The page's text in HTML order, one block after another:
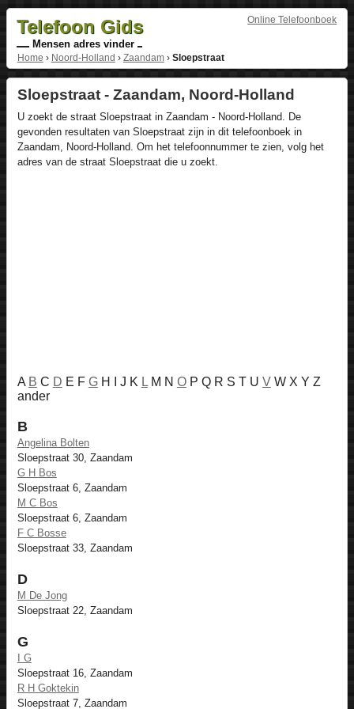
Online Telefoonboek
Telefoon Gids
Mensen adres vinder
Home › Noord-Holland › Zaandam› Sloepstraat
Sloepstraat - Zaandam, Noord-Holland
U zoekt de straat Sloepstraat in Zaandam - Noord-Holland. De
gevonden resultaten van Sloepstraat zijn in dit telefoonboek in
Zaandam, Noord-Holland. Om het telefoonnummer te zien, volg het
adres van de straat Sloepstraat die u zoekt.
A B C D E F GH I J K LM N OP Q R S T U V W X Y Z
ander
B
Angelina Bolten
Sloepstraat 30, Zaandam
G H Bos
Sloepstraat 6, Zaandam
M C Bos
Sloepstraat 6, Zaandam
F C Bosse
Sloepstraat 33, Zaandam
D
M De Jong
Sloepstraat 22, Zaandam
G
I G
Sloepstraat 16, Zaandam
R H Goktekin
Sloepstraat 7, Zaandam